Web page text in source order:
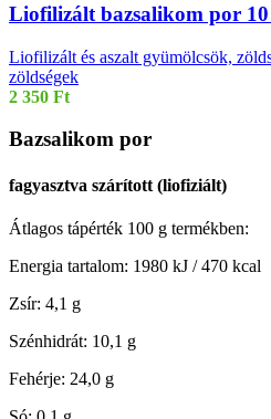
Liofilizált bazsalikom por 10
Liofilizált és aszalt gyümölcsök,
zöldségek
2 350 Ft
Bazsalikom por
fagyasztva szárított (liofiziált)
Átlagos tápérték 100 g termékben:
Energia tartalom: 1980 kJ / 470 kcal
Zsír: 4,1 g
Szénhidrát: 10,1 g
Fehérje: 24,0 g